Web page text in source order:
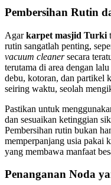
Pembersihan Rutin
Agarkarpet masjid Turki
rutin sangatlah penting,
vacuum cleanersecara
terutama di area dengan
debu, kotoran, dan partikel
seiring waktu, seolah
Pastikan untuk
dan sesuaikan ketinggian
Pembersihan rutin bukan
memperpanjang usia pakai
yang membawa manfaat
Penanganan Noda